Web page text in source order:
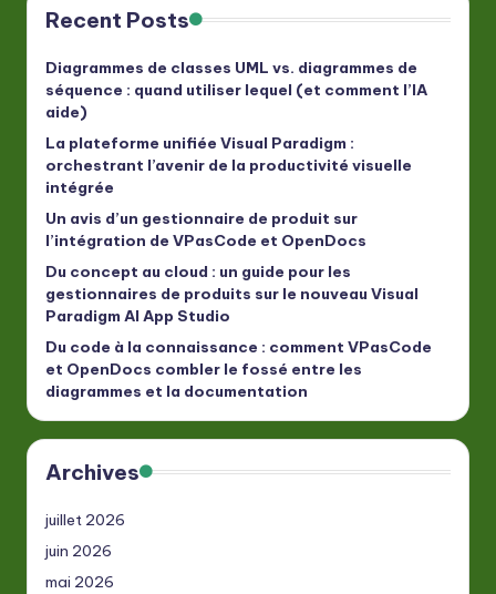
Recent Posts
Diagrammes de classes UML vs. diagrammes de
séquence : quand utiliser lequel (et comment l’IA
aide)
La plateforme unifiée Visual Paradigm :
orchestrant l’avenir de la productivité visuelle
intégrée
Un avis d’un gestionnaire de produit sur
l’intégration de VPasCode et OpenDocs
Du concept au cloud : un guide pour les
gestionnaires de produits sur le nouveau Visual
Paradigm AI App Studio
Du code à la connaissance : comment VPasCode
et OpenDocs combler le fossé entre les
diagrammes et la documentation
Archives
juillet 2026
juin 2026
mai 2026